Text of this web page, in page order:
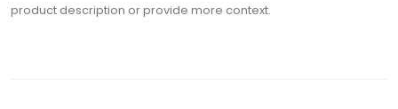
product description or provide more context.